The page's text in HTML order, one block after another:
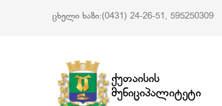
ცხელი ხაზი:(0431) 24-26-51, 595250309
ქუთაისის
მუნიციპალიტეტი